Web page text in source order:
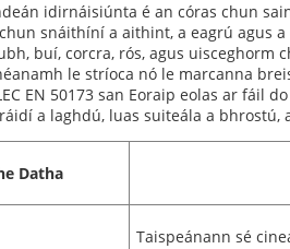
idirnáisiúnta é an córas chun
snáithíní a aithint, a eagrú agus
buí, corcra, rós, agus
le stríoca nó le marcanna
EN 50173 san Eoraip eolas ar fáil
a laghdú, luas suiteála a bhrostú,
Datha
Taispeánann sé